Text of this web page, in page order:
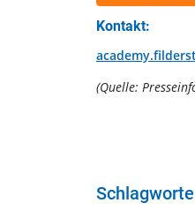
Kontakt:
(Quelle:
Schlagworte